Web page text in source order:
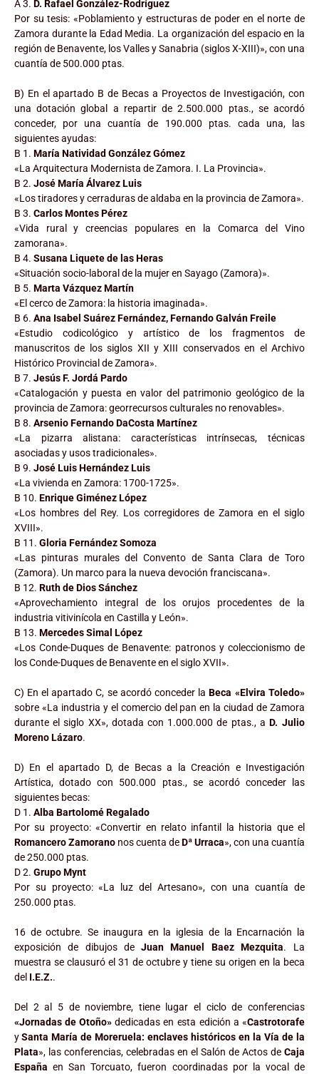
A 3. D. Rafael González-Rodríguez
Por su tesis: «Poblamiento y estructuras de poder en el norte de
Zamora durante la Edad Media. La organización del espacio en la
región de Benavente, los Valles y Sanabria (siglos X-XIII)», con una
cuantía de 500.000 ptas.
B) En el apartado B de Becas a Proyectos de Investigación, con
una dotación global a repartir de 2.500.000 ptas., se acordó
conceder, por una cuantía de 190.000 ptas. cada una, las
siguientes ayudas:
B 1. María Natividad González Gómez
«La Arquitectura Modernista de Zamora. I. La Provincia».
B 2. José María Álvarez Luis
«Los tiradores y cerraduras de aldaba en la provincia de Zamora».
B 3. Carlos Montes Pérez
«Vida rural y creencias populares en la Comarca del Vino
zamorana».
B 4. Susana Liquete de las Heras
«Situación socio-laboral de la mujer en Sayago (Zamora)».
B 5. Marta Vázquez Martín
«El cerco de Zamora: la historia imaginada».
B 6. Ana Isabel Suárez Fernández, Fernando Galván Freile
«Estudio codicológico y artístico de los fragmentos de
manuscritos de los siglos XII y XIII conservados en el Archivo
Histórico Provincial de Zamora».
B 7. Jesús F. Jordá Pardo
«Catalogación y puesta en valor del patrimonio geológico de la
provincia de Zamora: georrecursos culturales no renovables».
B 8. Arsenio Fernando DaCosta Martínez
«La pizarra alistana: características intrínsecas, técnicas
asociadas y usos tradicionales».
B 9. José Luis Hernández Luis
«La vivienda en Zamora: 1700-1725».
B 10. Enrique Giménez López
«Los hombres del Rey. Los corregidores de Zamora en el siglo
XVIII».
B 11. Gloria Fernández Somoza
«Las pinturas murales del Convento de Santa Clara de Toro
(Zamora). Un marco para la nueva devoción franciscana».
B 12. Ruth de Dios Sánchez
«Aprovechamiento integral de los orujos procedentes de la
industria vitivinícola en Castilla y León».
B 13. Mercedes Simal López
«Los Conde-Duques de Benavente: patronos y coleccionismo de
los Conde-Duques de Benavente en el siglo XVII».
C) En el apartado C, se acordó conceder la Beca «Elvira Toledo»
sobre «La industria y el comercio del pan en la ciudad de Zamora
durante el siglo XX», dotada con 1.000.000 de ptas., a D. Julio
Moreno Lázaro.
D) En el apartado D, de Becas a la Creación e Investigación
Artística, dotado con 500.000 ptas., se acordó conceder las
siguientes becas:
D 1. Alba Bartolomé Regalado
Por su proyecto: «Convertir en relato infantil la historia que el
Romancero Zamorano nos cuenta deDª Urraca», con una cuantía
de 250.000 ptas.
D 2. Grupo Mynt
Por su proyecto: «La luz del Artesano», con una cuantía de
250.000 ptas.
16 de octubre. Se inaugura en la iglesia de la Encarnación la
exposición de dibujos de Juan Manuel Baez Mezquita. La
muestra se clausuró el 31 de octubre y tiene su origen en la beca
del I.E.Z..
Del 2 al 5 de noviembre, tiene lugar el ciclo de conferencias
«Jornadas de Otoño» dedicadas en esta edición a «Castrotorafe
ySanta María de Moreruela: enclaves históricos en la Vía de la
Plata», las conferencias, celebradas en el Salón de Actos de Caja
España en San Torcuato, fueron coordinadas por la vocal de